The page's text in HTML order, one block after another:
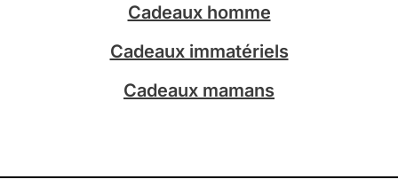
Cadeaux homme
Cadeaux immatériels
Cadeaux mamans